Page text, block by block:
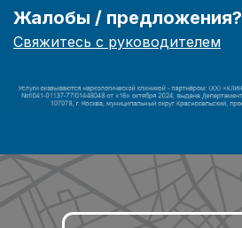
Жалобы / предложения?
Свяжитесь с руководителем